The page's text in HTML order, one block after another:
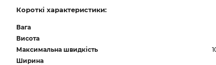
Короткі характеристики:
Вага
Висота
Максимальна швидкість
Ширина